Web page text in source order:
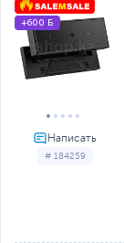
# 184259
+600 Б